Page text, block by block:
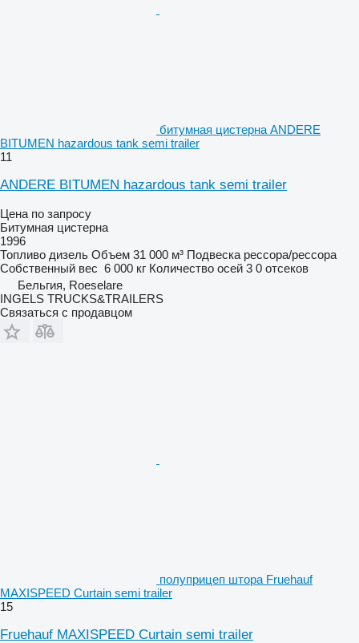
битумная цистерна ANDERE
BITUMEN hazardous tank semi trailer
11
ANDERE BITUMEN hazardous tank semi trailer
Цена по запросу
Битумная цистерна
1996
Топливо дизель Объем 31 000 м³ Подвеска рессора/рессора
Собственный вес 6 000 кг Количество осей 3 0 отсеков
Бельгия, Roeselare
INGELS TRUCKS&TRAILERS
Связаться с продавцом
полуприцеп штора Fruehauf
MAXISPEED Curtain semi trailer
15
Fruehauf MAXISPEED Curtain semi trailer